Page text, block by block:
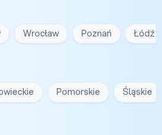
Wrocław Poznań Łódź
Pomorskie Śląskie